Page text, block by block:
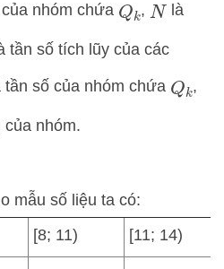
nhóm chứa Qk, N là
tần số tích lũy của các
tần số của nhóm chứa Qk,
của nhóm.
mẫu số liệu ta có:
[8; 11) [11; 14)